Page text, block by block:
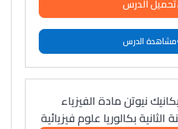
تحميل الدرس
مشاهدة الدرس
نيوتن مادة الفيزياء
بكالوريا علوم فيزيائية